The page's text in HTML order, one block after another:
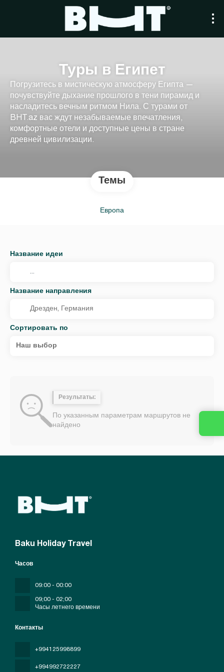
Туры в Египет
Погрузитесь в мистическую атмосферу Египта —
почувствуйте дыхание прошлого в тени пирамид и
насладитесь вечным ритмом Нила. С турами от
BHT.az вас ждут незабываемые впечатления,
комфортные отели и доступные цены в стране
древней цивилизации.
Темы
Европа
Название идеи
Название направления
Сортировать по
Наш выбор
Результаты:
По указанным параметрам маршрутов не
найдено
Baku Holiday Travel
Контакты
+994125998899
+994992722227
Часов
09:00 - 00:00
09;00 - 02;00
Часы летнего времени